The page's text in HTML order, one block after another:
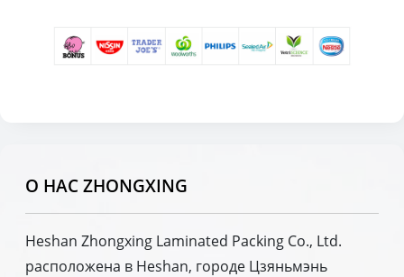
О НАС ZHONGXING
Heshan Zhongxing Laminated Packing Co., Ltd.
расположена в Heshan, городе Цзяньмэнь